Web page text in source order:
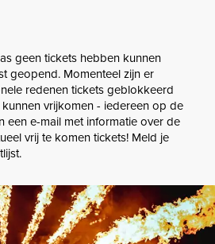
geen tickets hebben kunnen
geopend. Momenteel zijn er
redenen tickets geblokkeerd
vrijkomen - iedereen op de
een e-mail met informatie over de
vrij te komen tickets! Meld je